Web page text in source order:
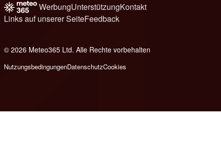
WerbungUnterstützungKontakt
Links auf unserer SeiteFeedback
© 2026 Meteo365 Ltd. Alle Rechte vorbehalten
NutzungsbedingungenDatenschutzCookies